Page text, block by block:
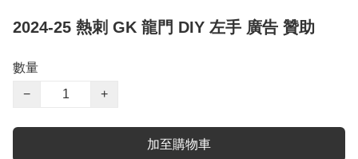
2024-25 熱刺 GK 龍門 DIY 左手 廣告 贊助
數量
−
+
加至購物車